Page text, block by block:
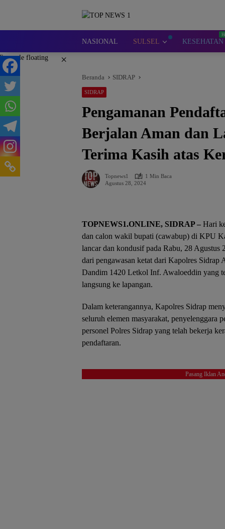
NASIONAL SULSEL KESEHATAN
×
Beranda SIDRAP
SIDRAP
Pengamanan
Berjalan Aman dan
Terima Kasih atas
Topnews1
1 Min Baca
Agustus 28, 2024
TOPNEWS1.ONLINE, SIDRAP – Hari
dan calon wakil bupati (cawabup) di KPU
lancar dan kondusif pada Rabu, 28 Agustus
dari pengawasan ketat dari Kapolres Sidrap
Dandim 1420 Letkol Inf. Awaloeddin yang
langsung ke lapangan.
Dalam keterangannya, Kapolres Sidrap
seluruh elemen masyarakat, penyelenggara
personel Polres Sidrap yang telah bekerja
pendaftaran.
Pasang Iklan